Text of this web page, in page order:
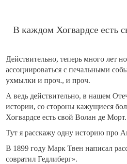
В каждом Хогвардсе есть
Действительно, теперь много лет
ассоциироваться с печальными
ухмылки и проч., и проч.
А ведь действительно, в нашем
истории, со стороны кажущиеся
Хогвардсе есть свой Волан де Морт.
Тут я расскажу одну историю про
В 1899 году Марк Твен написал
совратил Гедлиберг».